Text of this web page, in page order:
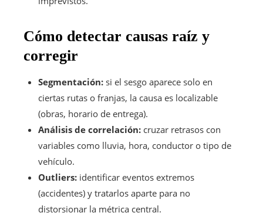
Cómo detectar causas raíz y
corregir
Segmentación: si el sesgo aparece solo en
ciertas rutas o franjas, la causa es localizable
(obras, horario de entrega).
Análisis de correlación: cruzar retrasos con
variables como lluvia, hora, conductor o tipo de
vehículo.
Outliers: identificar eventos extremos
(accidentes) y tratarlos aparte para no
distorsionar la métrica central.